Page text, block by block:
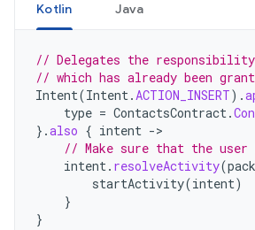
Kotlin Java
// Delegates the
// which has already been
Intent(Intent.ACTION_INSERT).
type = ContactsContract.
}.also { intent -
// Make sure that the
intent. resolveActivity(
startActivity(intent)
}
}